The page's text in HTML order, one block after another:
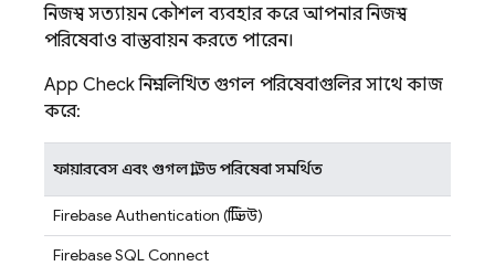
নিজস্ব সত্যায়ন কৌশল ব্যবহার করে আপনার নিজস্ব
পরিষেবাও বাস্তবায়ন করতে পারেন।
App Checkনিম্নলিখিত গুগল পরিষেবাগুলির সাথে কাজ
করে:
ফায়ারবেস এবং গুগল ক্লাউড পরিষেবা সমর্থিত
Firebase Authentication (প্রিভিউ)
Firebase SQL Connect